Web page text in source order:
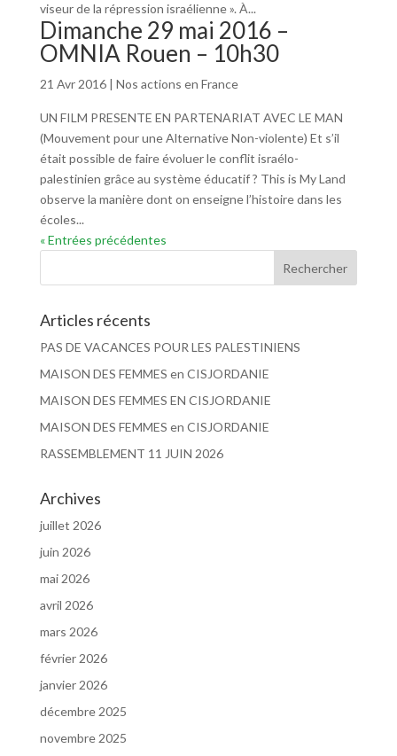
viseur de la répression israélienne ». À...
Dimanche 29 mai 2016 –
OMNIA Rouen – 10h30
21 Avr 2016| Nos actions en France
UN FILM PRESENTE EN PARTENARIAT AVEC LE MAN
(Mouvement pour une Alternative Non-violente) Et s’il
était possible de faire évoluer le conflit israélo-
palestinien grâce au système éducatif ? This is My Land
observe la manière dont on enseigne l’histoire dans les
écoles...
« Entrées précédentes
Articles récents
PAS DE VACANCES POUR LES PALESTINIENS
MAISON DES FEMMES en CISJORDANIE
MAISON DES FEMMES EN CISJORDANIE
MAISON DES FEMMES en CISJORDANIE
RASSEMBLEMENT 11 JUIN 2026
Archives
juillet 2026
juin 2026
mai 2026
avril 2026
mars 2026
février 2026
janvier 2026
décembre 2025
novembre 2025